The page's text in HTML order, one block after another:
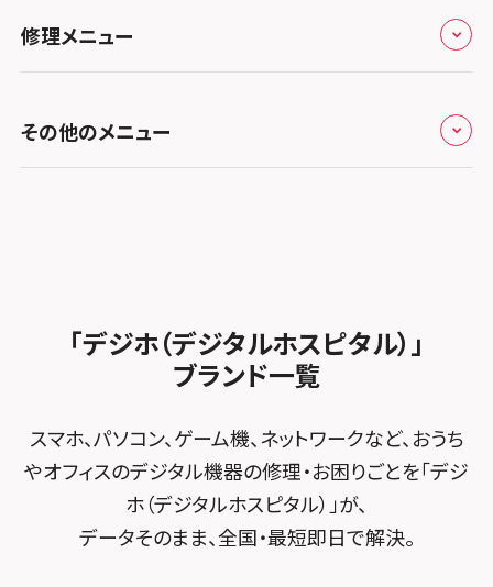
スマホスピタル テルル蒲生
スマホスピタル テルル新越谷
スマホスピタル テルル草加花栗
スマホスピタル テルル東川口
スマホスピタル テルル松戸五香
スマホスピタル テルル宮野木
スマホスピタル千葉
スマホスピタル名古屋金山
スマホスピタル 大府
スマホスピタル 西枇杷島
スマホスピタル平和が丘
スマホスピタル春日井勝川
スマホスピタル難波
スマホスピタルイオンタウン茨木太田
スマホスピタル住道オペラパーク
スマホスピタル東大阪ロンモール布施
スマホスピタル堺
スマホスピタル 堺出張所
スマホスピタル京都河原町
スマホスピタル西条
スマホスピタル福岡天神
スマホスピタル熊本下通
スマホスピタル GODOモバイル大分府内町
お知らせ
修理メニュー
iPhone修理メニュー
MacBook修理メニュー
その他のメニュー
FCNTスマートフォン修理
「デジホ（デジタルホスピタル）」
ブランド一覧
スマホ、パソコン、ゲーム機、ネットワークなど、おうち
やオフィスのデジタル機器の修理・お困りごとを「デジ
ホ（デジタルホスピタル）」が、
データそのまま、全国・最短即日で解決。